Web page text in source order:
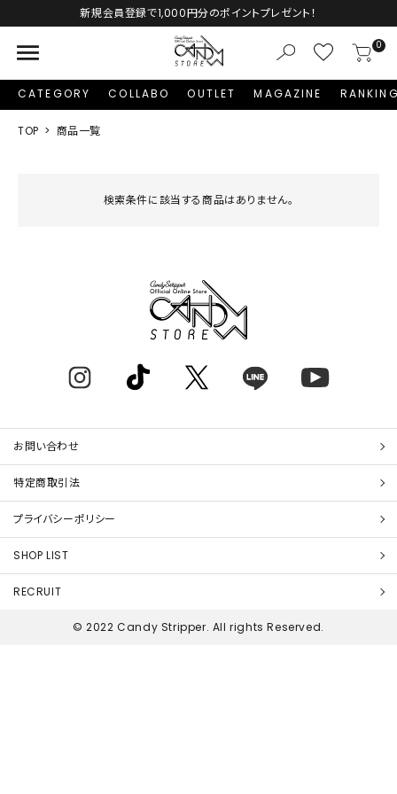
新規会員登録で1,000円分のポイントプレゼント！
menu 0
CATEGORY COLLABO OUTLET MAGAZINE
TOP 商品一覧
検索条件に該当する商品はありません。
お問い合わせ
特定商取引法
プライバシーポリシー
SHOP LIST
RECRUIT
© 2022 Candy Stripper. All rights Reserved.